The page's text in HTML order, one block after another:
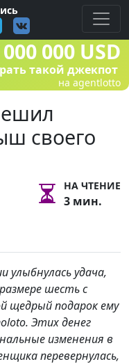
000 USD
такой джекпот
на agentlotto
своего
НА ЧТЕНИЕ
3 мин.
улыбнулась удача,
шесть с
щедрый подарок ему
Этих денег
изменения в
перевернулась,